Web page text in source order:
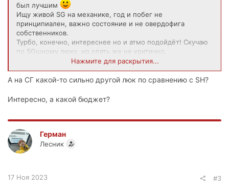
был лучшим
Ищу живой SG на механике, год и побег не
принципиален, важно состояние и не овердофига
собственников.
Турбо, конечно, интереснее но и атмо подойдёт! Скучаю
по SGшному люку, но опять же не критично.
В пределах страны готов подъехать за интересным
вариантом, база в Новосибирске сейчас.
Нажмите для раскрытия...
А на СГ какой-то сильно другой люк по сравнению с SH?
Интересно, а какой бюджет?
Герман
Лесник
17 Ноя 2023 #3